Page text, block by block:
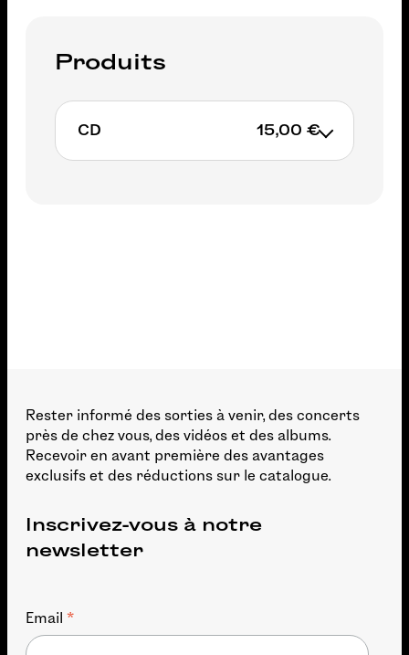
Produits
CD 15,00 €
Rester informé des sorties à venir, des concerts
près de chez vous, des vidéos et des albums.
Recevoir en avant première des avantages
exclusifs et des réductions sur le catalogue.
Inscrivez-vous à notre
newsletter
Email *